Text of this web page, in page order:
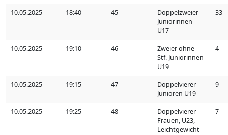
10.05.2025 18:40 45
Doppelzweier
Juniorinnen
U17
33
10.05.2025 19:10 46
Zweier ohne
Stf. Juniorinnen
U19
4
10.05.2025 19:15 47
Doppelvierer
Junioren U19
9
10.05.2025 19:25 48
Doppelvierer
Frauen, U23,
Leichtgewicht
7